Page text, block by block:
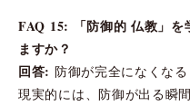
FAQ 15: 「防御的 仏教」を
ますか？
回答: 防御が完全になくな
現実的には、防御が出る瞬